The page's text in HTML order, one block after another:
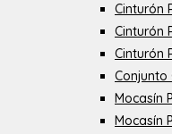
Cinturón
Cinturón
Cinturón
Conjunto
Mocasín
Mocasín